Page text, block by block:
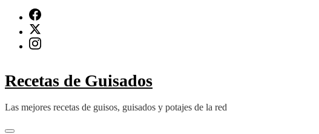
Recetas de Guisados
Las mejores recetas de guisos, guisados y potajes de la red